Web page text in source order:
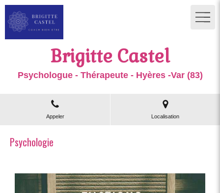
Brigitte Castel
Psychologue - Thérapeute - Hyères -Var (83)
Appeler Localisation
Psychologie